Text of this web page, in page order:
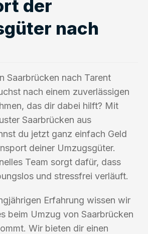
der
nach
Saarbrücken nach Tarent
nach einem zuverlässigen
das dir dabei hilft? Mit
Saarbrücken aus
du jetzt ganz einfach Geld
deiner Umzugsgüter.
Team sorgt dafür, dass
und stressfrei verläuft.
Erfahrung wissen wir
beim Umzug von Saarbrücken
Wir bieten dir einen